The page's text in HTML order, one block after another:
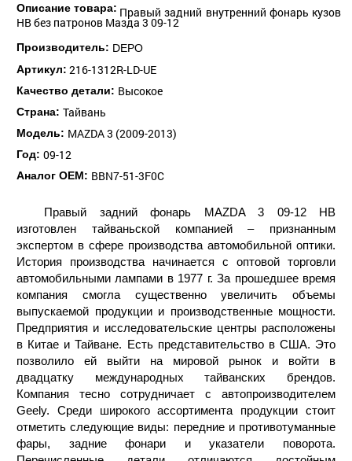
Описание товара: Правый задний внутренний фонарь кузов
HB без патронов Мазда 3 09-12
Производитель: DEPO
Артикул: 216-1312R-LD-UE
Качество детали: Высокое
Страна: Тайвань
Модель: MAZDA 3 (2009-2013)
Год: 09-12
Аналог ОЕМ: BBN7-51-3F0C
Правый задний фонарь MAZDA 3 09-12 HB
изготовлен тайваньской компанией – признанным
экспертом в сфере производства автомобильной оптики.
История производства начинается с оптовой торговли
автомобильными лампами в 1977 г. За прошедшее время
компания смогла существенно увеличить объемы
выпускаемой продукции и производственные мощности.
Предприятия и исследовательские центры расположены
в Китае и Тайване. Есть представительство в США. Это
позволило ей выйти на мировой рынок и войти в
двадцатку международных тайванских брендов.
Компания тесно сотрудничает с автопроизводителем
Geely. Среди широкого ассортимента продукции стоит
отметить следующие виды: передние и противотуманные
фары, задние фонари и указатели поворота.